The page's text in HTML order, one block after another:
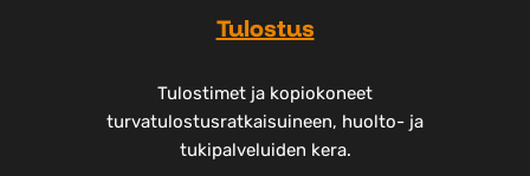
Tulostus
Tulostimet ja kopiokoneet
turvatulostusratkaisuineen, huolto- ja
tukipalveluiden kera.